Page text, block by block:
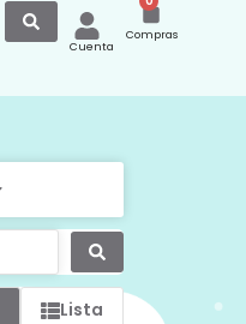
Cuenta
Compras
Lista